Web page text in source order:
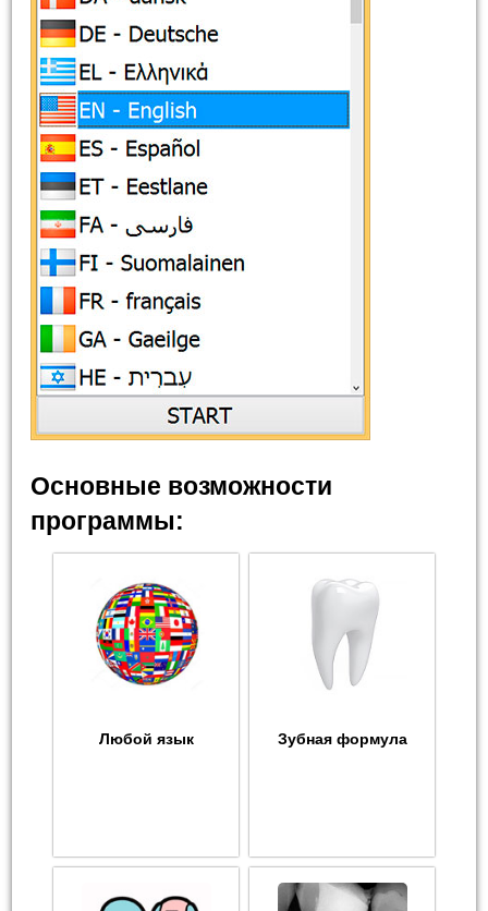
Основные возможности
программы:
Любой язык Зубная формула